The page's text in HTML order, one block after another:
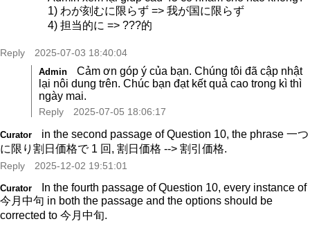
1) わが刻むに限らず => 我が国に限らず
4) 担当的に => ???的
Reply 2025-07-03 18:40:04
Admin
Cảm ơn góp ý của bạn. Chúng tôi đã cập nhật
lại nôi dung trên. Chúc bạn đạt kết quả cao trong kì thì
ngày mai.
Reply 2025-07-05 18:06:17
Curator
in the second passage of Question 10, the phrase 一つ
に限り割日価格で 1 回, 割日価格 --> 割引価格.
Reply 2025-12-02 19:51:01
Curator
In the fourth passage of Question 10, every instance of
今月中句 in both the passage and the options should be
corrected to 今月中旬.